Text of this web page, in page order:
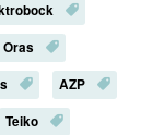
Oras
AZP
Teiko